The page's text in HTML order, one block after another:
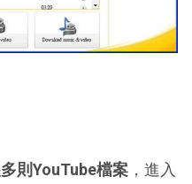
則YouTube檔案 ，進入